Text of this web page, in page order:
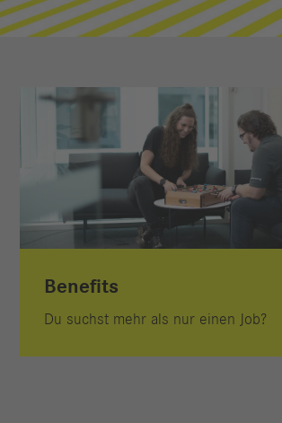
Benefits
Du suchst mehr als nur einen Job?